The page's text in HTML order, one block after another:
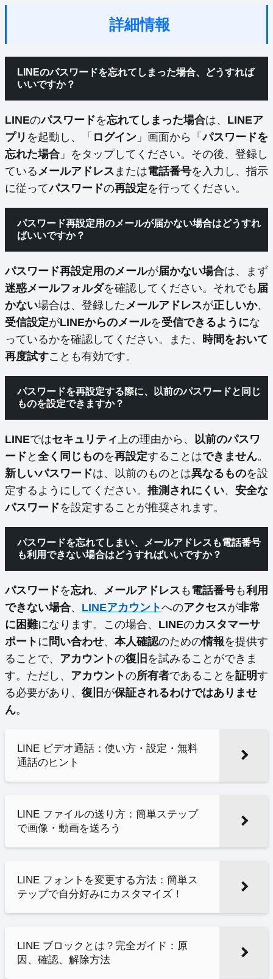
詳細情報
LINEのパスワードを忘れてしまった場合、どうすれば
いいですか？
LINEのパスワードを忘れてしまった場合は、 LINEア
プリ を起動し、「 ログイン 」画面から「パスワードを
忘れた場合 」をタップしてください。その後、登録し
ている メールアドレス または電話番号を入力し、指示
に従ってパスワードの再設定を行ってください。
パスワード再設定用のメールが届かない場合はどうすれ
ばいいですか？
パスワード再設定用のメールが届かない場合は、まず
迷惑メールフォルダを確認してください。それでも 届
かない場合は、登録した メールアドレスが正しいか、
受信設定がLINEからのメールを受信できるようにな
っているかを確認してください。また、
時間をおいて
再度試すことも有効です。
パスワードを再設定する際に、以前のパスワードと同じ
ものを設定できますか？
LINEではセキュリティ 上の理由から、
以前のパスワ
ード と 全く同じものを再設定することはできません。
新しいパスワードは、以前のものとは異なるものを設
定するようにしてください。 推測されにくい、 安全な
パスワードを設定することが推奨されます。
パスワードを忘れてしまい、メールアドレスも電話番号
も利用できない場合はどうすればいいですか？
パスワードを忘れ、 メールアドレス も 電話番号も利用
できない場合、 LINEアカウントへのアクセスが非常
に困難になります。この場合、 LINEのカスタマーサ
ポート に 問い合わせ、 本人確認のための情報を提供す
ることで、 アカウントの復旧 を試みることができま
す。ただし、 アカウントの所有者であることを証明す
る必要があり、 復旧 が保証されるわけではありませ
ん。
LINE ビデオ通話：使い方・設定・無料
通話のヒント
LINE ファイルの送り方：簡単ステップ
で画像・動画を送ろう
LINE フォントを変更する方法：簡単ス
テップで自分好みにカスタマイズ！
LINE ブロックとは？完全ガイド：原
因、確認、解除方法